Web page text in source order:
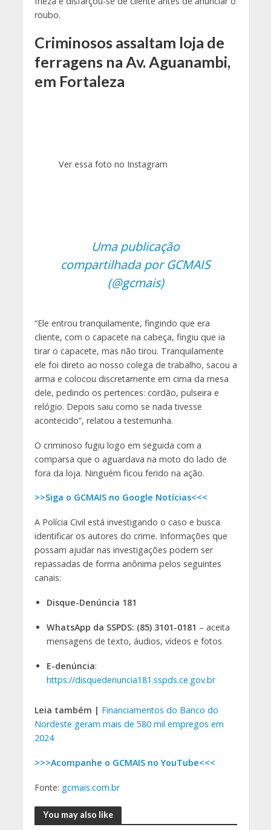
roubo.
Criminosos assaltam loja de
ferragens na Av. Aguanambi,
em Fortaleza
Ver essa foto no Instagram
Uma publicação
compartilhada por GCMAIS
(@gcmais)
“Ele entrou tranquilamente, fingindo que era
cliente, com o capacete na cabeça, fingiu que ia
tirar o capacete, mas não tirou. Tranquilamente
ele foi direto ao nosso colega de trabalho, sacou a
arma e colocou discretamente em cima da mesa
dele, pedindo os pertences: cordão, pulseira e
relógio. Depois saiu como se nada tivesse
acontecido”, relatou a testemunha.
O criminoso fugiu logo em seguida com a
comparsa que o aguardava na moto do lado de
fora da loja. Ninguém ficou ferido na ação.
>>Siga o GCMAIS no Google Notícias<<<
A Polícia Civil está investigando o caso e busca
identificar os autores do crime. Informações que
possam ajudar nas investigações podem ser
repassadas de forma anônima pelos seguintes
canais:
Disque-Denúncia 181
WhatsApp da SSPDS: (85) 3101-0181 – aceita
mensagens de texto, áudios, vídeos e fotos
E-denúncia:
https://disquedenuncia181.sspds.ce.gov.br
Leia também | Financiamentos do Banco do
Nordeste geram mais de 580 mil empregos em
2024
>>>Acompanhe o GCMAIS no YouTube<<<
Fonte: gcmais.com.br
You may also like